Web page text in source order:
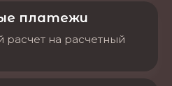
платежи
расчет на расчетный